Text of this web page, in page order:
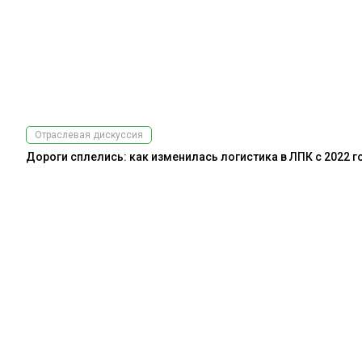
Отраслевая дискуссия
Дороги сплелись: как изменилась логистика в ЛПК с 2022